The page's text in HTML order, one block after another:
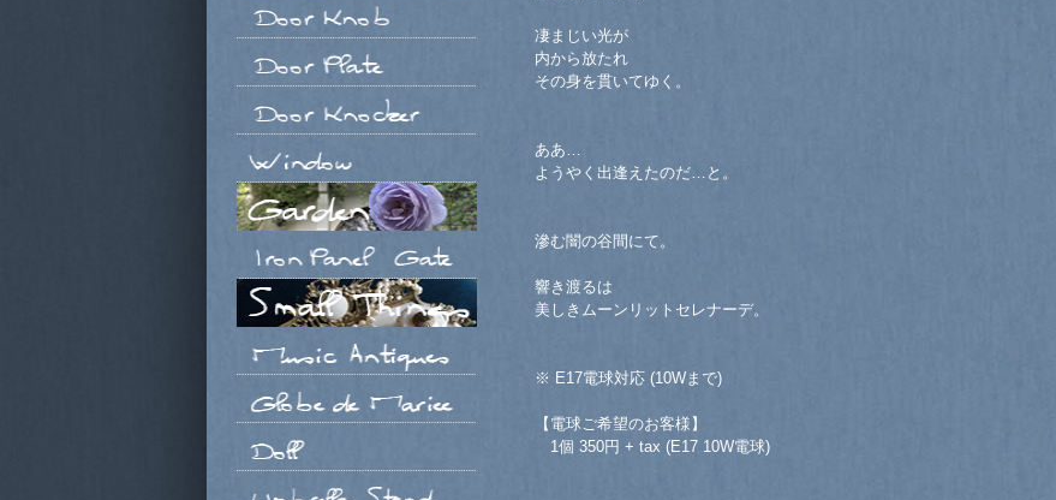
凄まじい光が
内から放たれ
その身を貫いてゆく。
ああ…
ようやく出逢えたのだ…と。
滲む闇の谷間にて。
響き渡るは
美しきムーンリットセレナーデ。
※ E17電球対応 (10Wまで)
【電球ご希望のお客様】
1個 350円 + tax (E17 10W電球)